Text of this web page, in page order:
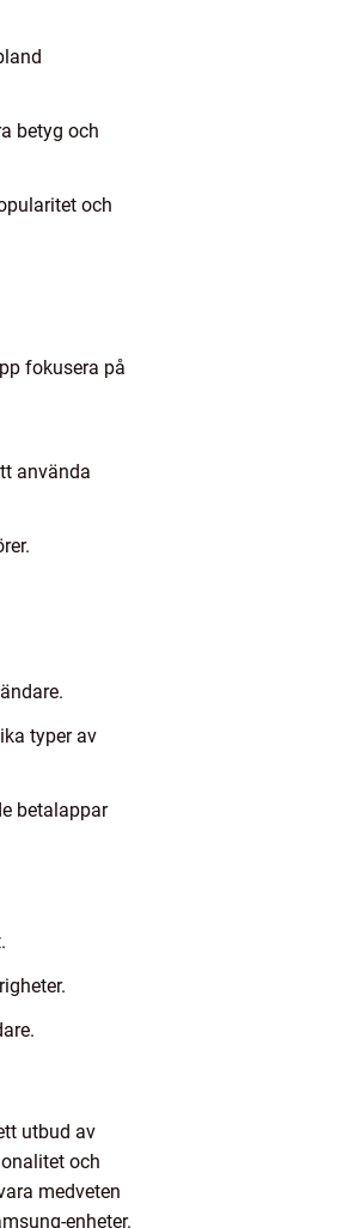
betyg och
och
fokusera på
använda
typer av
betalappar
utbud av
och
medveten
enheter.